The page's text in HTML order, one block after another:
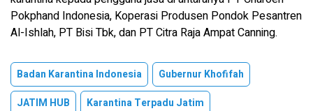
Pokphand Indonesia, Koperasi Produsen Pondok Pesantren
Al-Ishlah, PT Bisi Tbk, dan PT Citra Raja Ampat Canning.
Badan Karantina Indonesia
Gubernur Khofifah
JATIM HUB
Karantina Terpadu Jatim